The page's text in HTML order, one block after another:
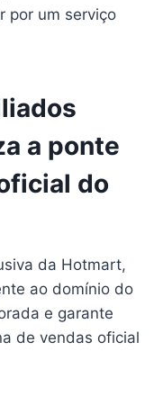
por um serviço
a ponte
do
da Hotmart,
ao domínio do
e garante
de vendas oficial